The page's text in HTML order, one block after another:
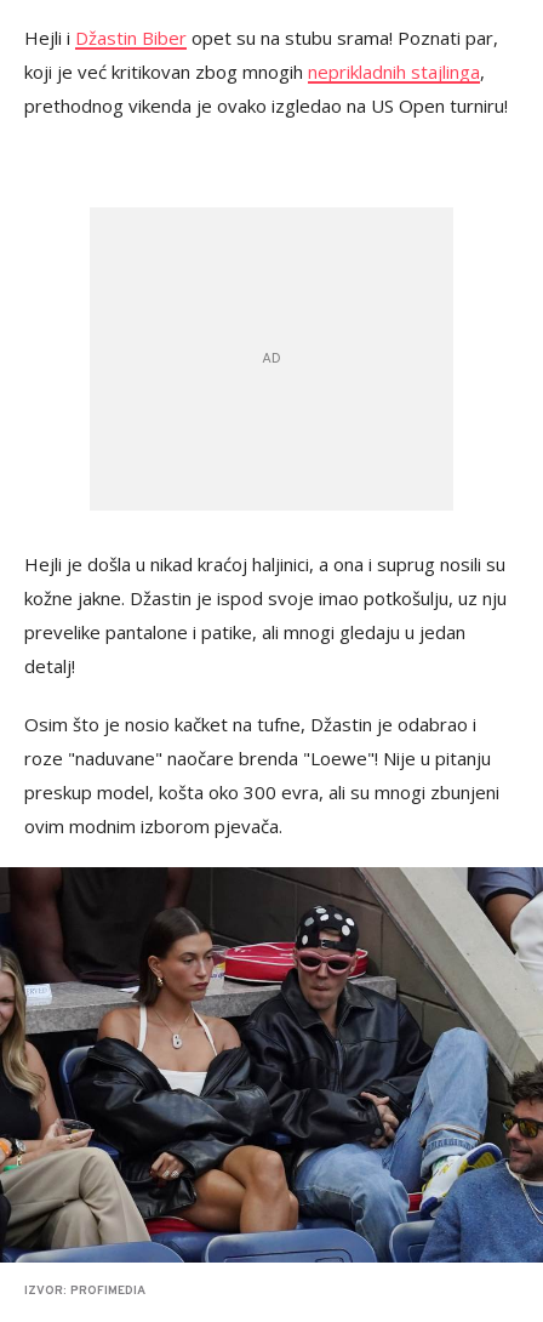
Hejli i Džastin Biber opet su na stubu srama! Poznati par,
koji je već kritikovan zbog mnogih neprikladnih stajlinga,
prethodnog vikenda je ovako izgledao na US Open turniru!
Hejli je došla u nikad kraćoj haljinici, a ona i suprug nosili su
kožne jakne. Džastin je ispod svoje imao potkošulju, uz nju
prevelike pantalone i patike, ali mnogi gledaju u jedan
detalj!
Osim što je nosio kačket na tufne, Džastin je odabrao i
roze "naduvane" naočare brenda "Loewe"! Nije u pitanju
preskup model, košta oko 300 evra, ali su mnogi zbunjeni
ovim modnim izborom pjevača.
IZVOR: PROFIMEDIA